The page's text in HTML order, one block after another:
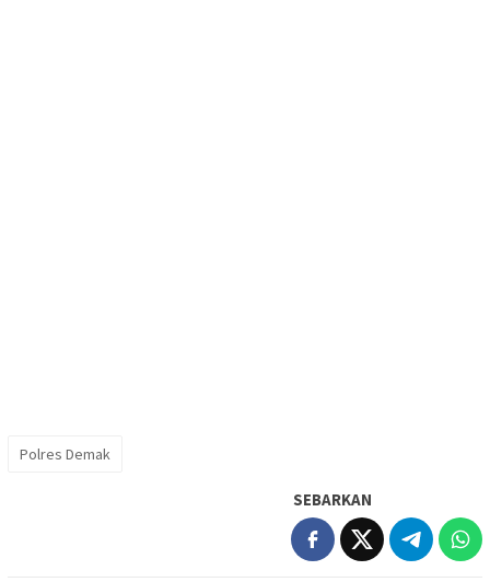
Polres Demak
SEBARKAN